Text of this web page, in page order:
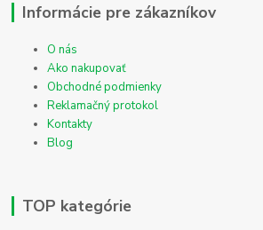
Informácie pre zákazníkov
O nás
Ako nakupovať
Obchodné podmienky
Reklamačný protokol
Kontakty
Blog
TOP kategórie